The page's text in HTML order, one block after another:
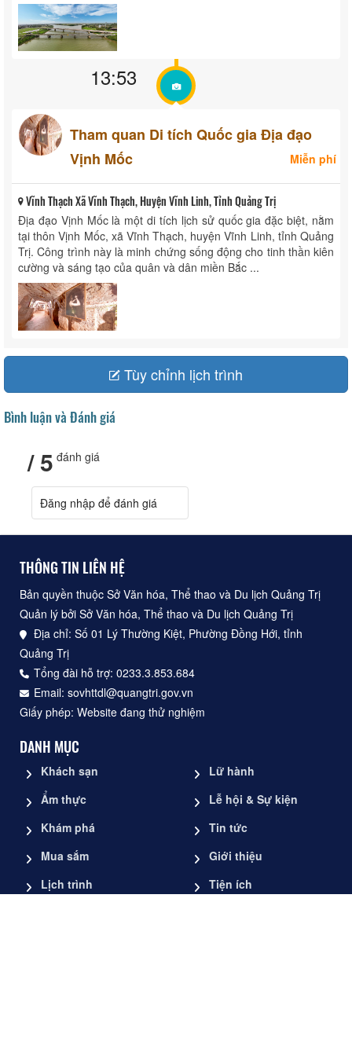
13:53
Tham quan Di tích Quốc gia Địa đạo
Vịnh Mốc
Miễn phí
Vĩnh Thạch Xã Vĩnh Thạch, Huyện Vĩnh Linh, Tỉnh Quảng Trị
Địa đạo Vịnh Mốc là một di tích lịch sử quốc gia đặc biệt, nằm
tại thôn Vịnh Mốc, xã Vĩnh Thạch, huyện Vĩnh Linh, tỉnh Quảng
Trị. Công trình này là minh chứng sống động cho tinh thần kiên
cường và sáng tạo của quân và dân miền Bắc ...
Tùy chỉnh lịch trình
Bình luận và Đánh giá
/ 5 đánh giá
Đăng nhập để đánh giá
THÔNG TIN LIÊN HỆ
Bản quyền thuộc Sở Văn hóa, Thể thao và Du lịch Quảng Trị
Quản lý bởi Sở Văn hóa, Thể thao và Du lịch Quảng Trị
Địa chỉ: Số 01 Lý Thường Kiệt, Phường Đồng Hới, tỉnh
Quảng Trị
Tổng đài hỗ trợ: 0233.3.853.684
Email: sovhttdl@quangtri.gov.vn
Giấy phép: Website đang thử nghiệm
DANH MỤC
Khách sạn
Ẩm thực
Khám phá
Mua sắm
Lịch trình
Lữ hành
Lễ hội & Sự kiện
Tin tức
Giới thiệu
Tiện ích